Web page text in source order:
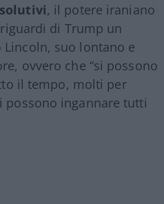
, il potere iraniano
di Trump un
suo lontano e
ovvero che “si possono
il tempo, molti per
ingannare tutti